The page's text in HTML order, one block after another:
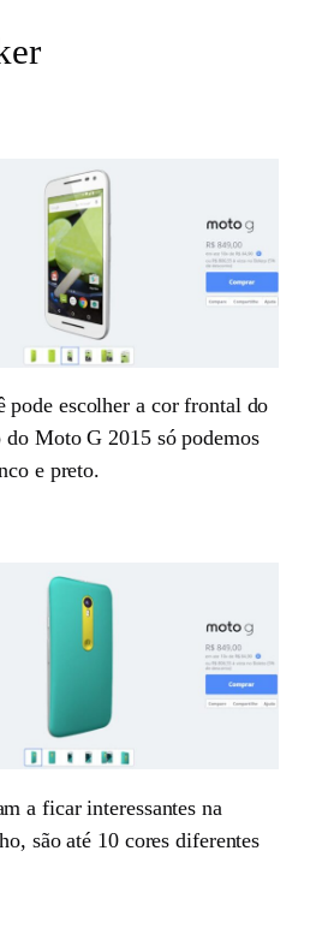
pode escolher a cor frontal do
do Moto G 2015 só podemos
e preto.
a ficar interessantes na
são até 10 cores diferentes